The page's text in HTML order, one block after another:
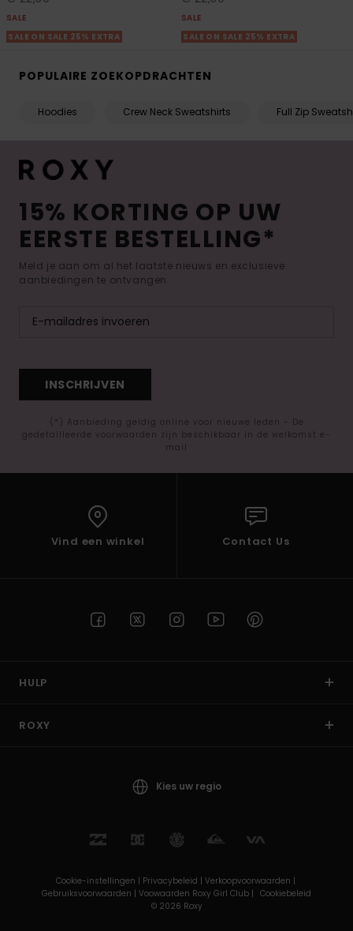
SALE
SALE ON SALE 25% EXTRA
SALE
SALE ON SALE 25% EXTRA
POPULAIRE ZOEKOPDRACHTEN
Hoodies Crew Neck Sweatshirts Full Zip
15% KORTING OP UW
EERSTE BESTELLING*
Meld je aan om al het laatste nieuws en exclusieve
aanbiedingen te ontvangen.
INSCHRIJVEN
(*) Aanbieding geldig online voor nieuwe leden - De
gedetailleerde voorwaarden zijn beschikbaar in de welkomst e-
mail
Vind een winkel Contact Us
HULP
ROXY
Kies uw regio
Cookie-instellingen | Privacybeleid | Verkoopvoorwaarden |
Gebruiksvoorwaarden | Voowaarden Roxy Girl Club | Cookiebeleid
© 2026 Roxy